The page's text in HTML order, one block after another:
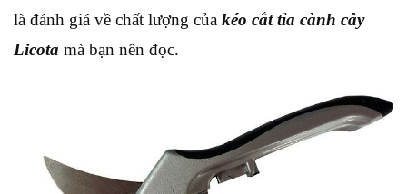
là đánh giá về chất lượng của kéo cắt tỉa cành cây
Licota mà bạn nên đọc.